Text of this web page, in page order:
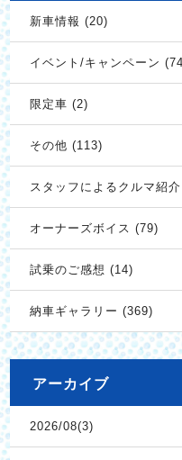
新車情報 (20)
イベント/キャンペーン
限定車 (2)
その他 (113)
スタッフによるクルマ紹
オーナーズボイス (79)
試乗のご感想 (14)
納車ギャラリー (369)
アーカイブ
2026/08(3)